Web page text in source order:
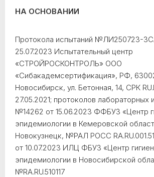
НА ОСНОВАНИИ
Протокола испытаний №ЛИ250723-
25.07.2023 Испытательный центр
«СТРОЙРОСКОНТРОЛЬ» ООО
«Сибакадемсертификация», РФ,
Новосибирск, ул. Бетонная, 14, СРК
27.05.2021; протоколов лабораторных
№14262 от 15.06.2023 ФФБУЗ «Центр
эпидемиологии в Кемеровской
Новокузнецк, №РАЛ РОСС
от 10.07.2023 ИЛЦ ФБУЗ «Центр
эпидемиологии в Новосибирской
№RA.RU.510117